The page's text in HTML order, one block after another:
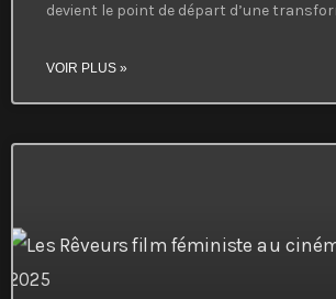
devient le point de départ d’une
VOIR PLUS »